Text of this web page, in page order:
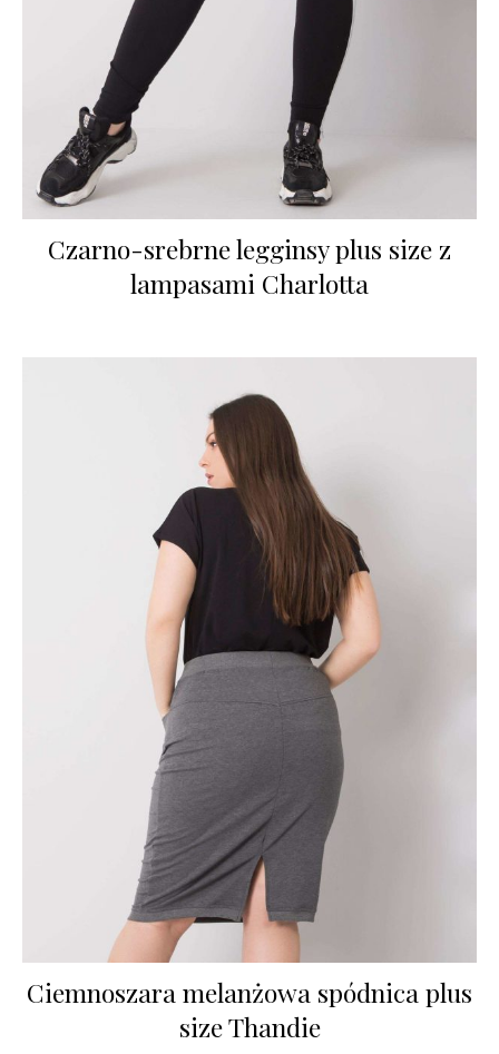
Czarno-srebrne legginsy plus size z
lampasami Charlotta
Ciemnoszara melanżowa spódnica plus
size Thandie